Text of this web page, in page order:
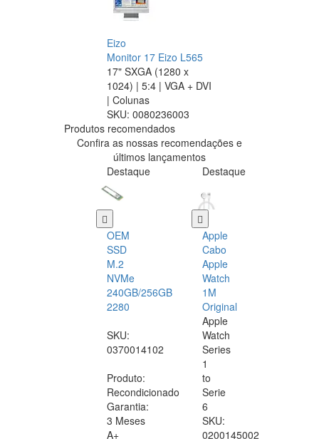
Eizo
Monitor 17 Eizo L565
17" SXGA (1280 x
1024) | 5:4 | VGA + DVI
| Colunas
SKU: 0080236003
Produtos recomendados
Confira as nossas recomendações e
últimos lançamentos
Destaque
OEM
SSD
M.2
NVMe
240GB/256GB
2280
SKU:
0370014102
Produto:
Recondicionado
Garantia:
3 Meses
A+
Destaque
Apple
Cabo
Apple
Watch
1M
Original
Apple
Watch
Series
1
to
Serie
6
SKU:
0200145002